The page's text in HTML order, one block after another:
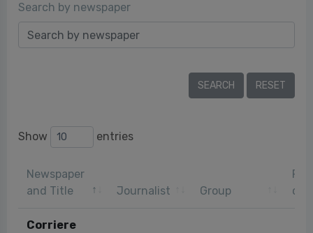
Search by newspaper
Show entries
Newspaper
and Title
Journalist Group
Corriere